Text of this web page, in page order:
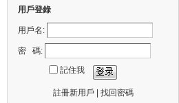
用戶登錄
用戶名:
密 碼:
記住我
註冊新用戶 找回密碼